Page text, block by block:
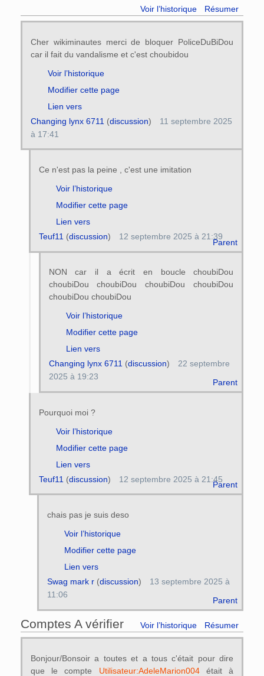
Voir l’historique Résumer
Cher wikiminautes merci de bloquer PoliceDuBiDou
car il fait du vandalisme et c'est choubidou
Voir l’historique
Modifier cette page
Lien vers
Changing lynx 6711 (discussion)
11 septembre 2025
à 17:41
Ce n'est pas la peine , c'est une imitation
Parent
Voir l’historique
Modifier cette page
Lien vers
Teuf11 (discussion) 12 septembre 2025 à 21:39
NON car il a écrit en boucle choubiDou
choubiDou choubiDou choubiDou choubiDou
choubiDou choubiDou
Parent
Voir l’historique
Modifier cette page
Lien vers
Changing lynx 6711(discussion)
22 septembre
2025 à 19:23
Pourquoi moi ?
Parent
Voir l’historique
Modifier cette page
Lien vers
Teuf11 (discussion) 12 septembre 2025 à 21:45
chais pas je suis deso
Parent
Voir l’historique
Modifier cette page
Lien vers
Swag mark r(discussion)
13 septembre 2025 à
11:06
Comptes A vérifier Voir l’historique Résumer
Bonjour/Bonsoir a toutes et a tous c'était pour dire
que le compte Utilisateur:AdeleMarion004était à